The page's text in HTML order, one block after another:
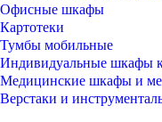
Офисные шкафы
Картотеки
Тумбы мобильные
Индивидуальные шкафы
Медицинские шкафы и
Верстаки и